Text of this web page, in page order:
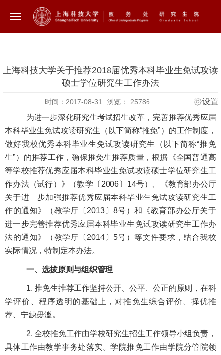
上海科技大学关于推荐2018届优秀本科毕业生免试攻读
硕士学位研究生工作办法
时间：2017-08-31 浏览： 25786
设置
为进一步深化研究生考试招生改革，完善推荐优秀应届
本科毕业生免试攻读研究生（以下简称“推免”）的工作制度，
做好我校优秀本科毕业生免试攻读研究生（以下简称“推免
生”）的推荐工作，确保推免生推荐质量，根据《全国普通高
等学校推荐优秀应届本科毕业生免试攻读硕士学位研究生工
作办法（试行）》（教学〔2006〕14号）、《教育部办公厅
关于进一步加强推荐优秀应届本科毕业生免试攻读研究生工
作的通知》（教学厅〔2013〕8号）和《教育部办公厅关于
进一步完善推荐优秀应届本科毕业生免试攻读研究生工作办
法的通知》（教学厅〔2014〕5号）等文件要求，结合我校
实际情况，特制定本办法。
一、选拔原则与组织管理
1. 推免生推荐工作坚持公开、公平、公正的原则，在科
学评价、程序透明的基础上，对推免生综合评价、择优推
荐、宁缺毋滥。
2. 全校推免工作由学校研究生招生工作领导小组负责，
具体工作由教学事务处落实。学院推免工作由学院分管院领